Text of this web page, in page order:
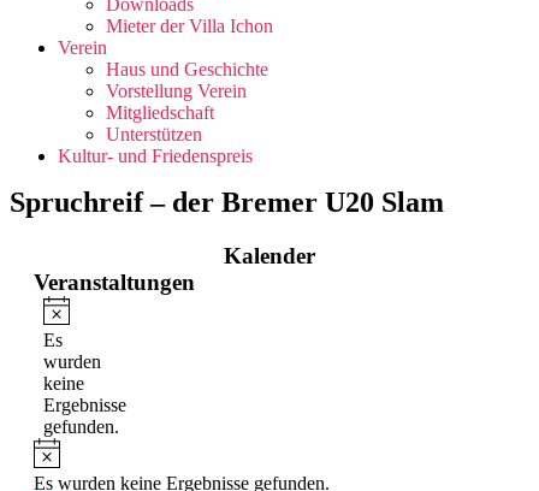
Downloads
Mieter der Villa Ichon
Verein
Haus und Geschichte
Vorstellung Verein
Mitgliedschaft
Unterstützen
Kultur- und Friedenspreis
Spruchreif – der Bremer U20 Slam
Kalender
Veranstaltungen
Hinweis
Es
wurden
keine
Ergebnisse
gefunden.
Hinweis
Es wurden keine Ergebnisse gefunden.